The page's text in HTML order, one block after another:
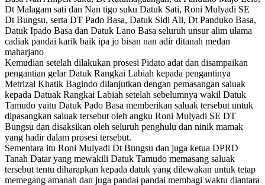
Dt Malagam sati dan Nan tigo suku Datuk Sati, Roni Mulyadi SE
Dt Bungsu, serta DT Pado Basa, Datuk Sidi Ali, Dt Panduko Basa,
Datuk Ipado Basa dan Datuk Lano Basa seluruh unsur alim ulama
cadiak pandai karik baik ipa jo bisan nan adir ditanah medan
maharjano
Kemudian setelah dilakukan prosesi Pidato adat dan disampaikan
pengantian gelar Datuk Rangkai Labiah kepada pengantinya
Metrizal Khatik Bagindo dilanjutkan dengan pemasangan saluak
kepada Datuak Rangkai Labiah setelah sebelumnya wakil Datuk
Tamudo yaitu Datuk Pado Basa memberikan saluak tersebut untuk
dipasangkan saluak tersebut oleh angku Roni Mulyadi SE DT
Bungsu dan disaksikan oleh seluruh penghulu dan ninik mamak
yang hadir dalam prosesi tersebut.
Sementara itu Roni Mulyadi Dt Bungsu dan juga ketua DPRD
Tanah Datar yang mewakili Datuk Tamudo memasang saluak
tersebut tentu diharapkan kepada datuk yang dilewakan untuk tetap
memegang amanah dan juga pandai pandai membagi waktu diantara